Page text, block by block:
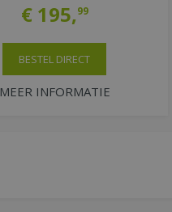
€ 195,99
MEER INFORMATIE
BESTEL DIRECT